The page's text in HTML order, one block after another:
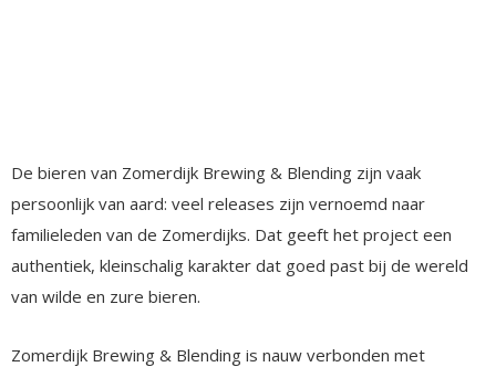
De bieren van Zomerdijk Brewing & Blending zijn vaak
persoonlijk van aard: veel releases zijn vernoemd naar
familieleden van de Zomerdijks. Dat geeft het project een
authentiek, kleinschalig karakter dat goed past bij de wereld
van wilde en zure bieren.
Zomerdijk Brewing & Blending is nauw verbonden met